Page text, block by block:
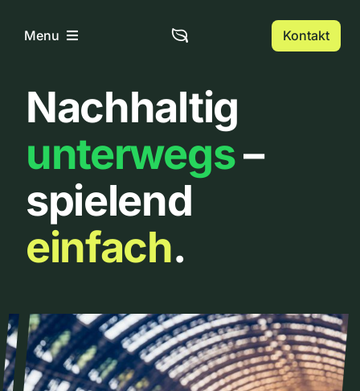
InhaltMenu
Home
Über uns
Urbanlist
Kontakt
Nachhaltig
unterwegs–
spielend
einfach.